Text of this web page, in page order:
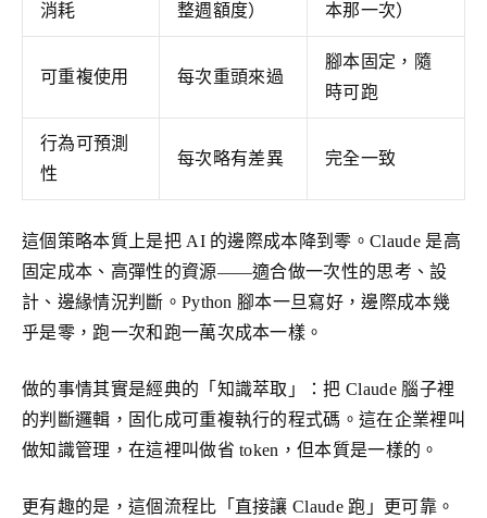
消耗
整週額度）
本那一次）
可重複使用 每次重頭來過
腳本固定，隨
時可跑
行為可預測
性
每次略有差異 完全一致
這個策略本質上是把 AI 的邊際成本降到零。Claude 是高
固定成本、高彈性的資源——適合做一次性的思考、設
計、邊緣情況判斷。Python 腳本一旦寫好，邊際成本幾
乎是零，跑一次和跑一萬次成本一樣。
做的事情其實是經典的「知識萃取」：把 Claude 腦子裡
的判斷邏輯，固化成可重複執行的程式碼。這在企業裡叫
做知識管理，在這裡叫做省 token，但本質是一樣的。
更有趣的是，這個流程比「直接讓 Claude 跑」更可靠。